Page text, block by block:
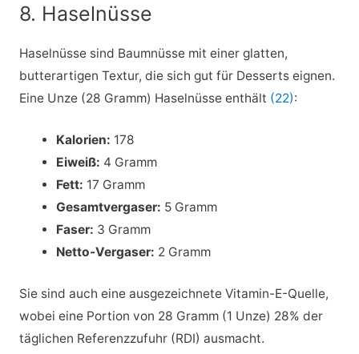
8. Haselnüsse
Haselnüsse sind Baumnüsse mit einer glatten,
butterartigen Textur, die sich gut für Desserts eignen.
Eine Unze (28 Gramm) Haselnüsse enthält (22):
Kalorien: 178
Eiweiß: 4 Gramm
Fett: 17 Gramm
Gesamtvergaser: 5 Gramm
Faser: 3 Gramm
Netto-Vergaser: 2 Gramm
Sie sind auch eine ausgezeichnete Vitamin-E-Quelle,
wobei eine Portion von 28 Gramm (1 Unze) 28% der
täglichen Referenzzufuhr (RDI) ausmacht.